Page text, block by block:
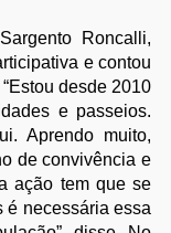
Roncalli,
e contou
desde 2010
e passeios.
Aprendo muito,
de convivência e
ação tem que se
é necessária essa